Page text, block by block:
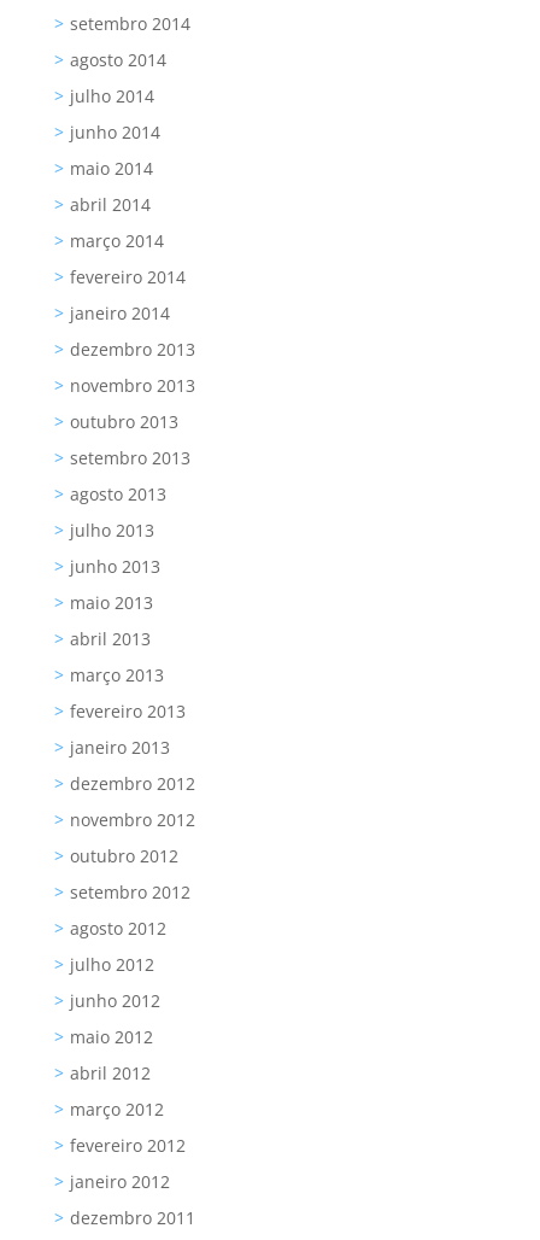
setembro 2014
agosto 2014
julho 2014
junho 2014
maio 2014
abril 2014
março 2014
fevereiro 2014
janeiro 2014
dezembro 2013
novembro 2013
outubro 2013
setembro 2013
agosto 2013
julho 2013
junho 2013
maio 2013
abril 2013
março 2013
fevereiro 2013
janeiro 2013
dezembro 2012
novembro 2012
outubro 2012
setembro 2012
agosto 2012
julho 2012
junho 2012
maio 2012
abril 2012
março 2012
fevereiro 2012
janeiro 2012
dezembro 2011